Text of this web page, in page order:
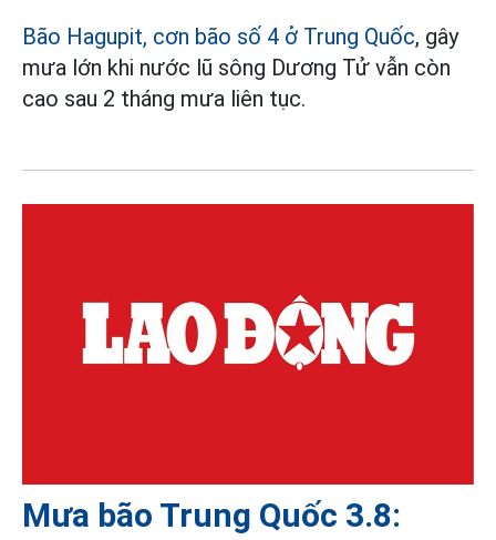
Bão Hagupit, cơn bão số 4 ở Trung Quốc, gây
mưa lớn khi nước lũ sông Dương Tử vẫn còn
cao sau 2 tháng mưa liên tục.
Mưa bão Trung Quốc 3.8: